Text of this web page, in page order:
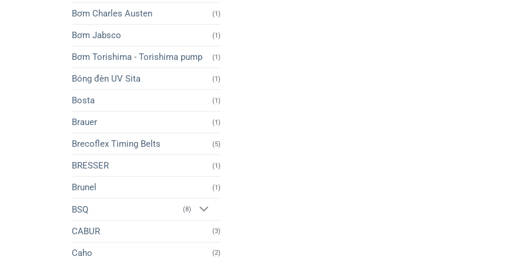
Bơm Charles Austen (1)
Bơm Jabsco (1)
Bơm Torishima - Torishima pump (1)
Bóng đèn UV Sita (1)
Bosta (1)
Brauer (1)
Brecoflex Timing Belts (5)
BRESSER (1)
Brunel (1)
BSQ (8)
CABUR (3)
Caho (2)